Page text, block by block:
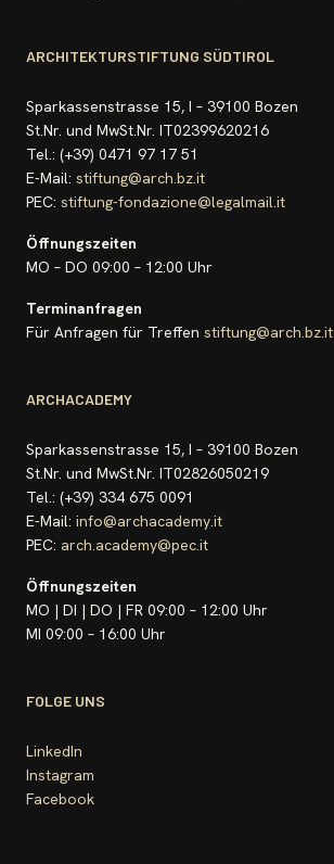
ARCHITEKTURSTIFTUNG SÜDTIROL
Sparkassenstrasse 15, I – 39100 Bozen
St.Nr. und MwSt.Nr. IT02399620216
Tel.: (+39) 0471 97 17 51
E-Mail: stiftung@arch.bz.it
PEC: stiftung-fondazione@legalmail.it
Öffnungszeiten
MO – DO 09:00 – 12:00 Uhr
Terminanfragen
Für Anfragen für Treffen stiftung@arch.bz.it
ARCHACADEMY
Sparkassenstrasse 15, I – 39100 Bozen
St.Nr. und MwSt.Nr. IT02826050219
Tel.: (+39) 334 675 0091
E-Mail: info@archacademy.it
PEC: arch.academy@pec.it
Öffnungszeiten
MO | DI | DO | FR 09:00 – 12:00 Uhr
MI 09:00 – 16:00 Uhr
FOLGE UNS
LinkedIn
Instagram
Facebook